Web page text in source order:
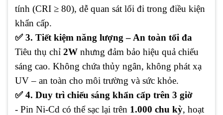
tính (CRI ≥ 80), dễ quan sát lối đi trong điều kiện
khẩn cấp.
✅ 3. Tiết kiệm năng lượng – An toàn tối đa
Tiêu thụ chỉ 2W nhưng đảm bảo hiệu quả chiếu
sáng cao. Không chứa thủy ngân, không phát xạ
UV – an toàn cho môi trường và sức khỏe.
✅ 4. Duy trì chiếu sáng khẩn cấp trên 3 giờ
- Pin Ni-Cd có thể sạc lại trên 1.000 chu kỳ, hoạt